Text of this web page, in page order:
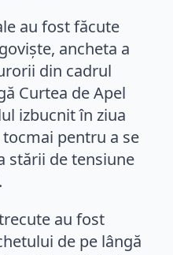
au fost făcute
ancheta a
din cadrul
Curtea de Apel
izbucnit în ziua
pentru a se
stării de tensiune
au fost
de pe lângă